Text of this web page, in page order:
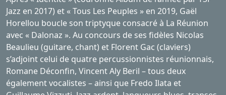
Jazz en 2017) et « Tous Les Peuples » en 2019, Gaël
Horellou boucle son triptyque consacré à La Réunion
avec « Dalonaz ». Au concours de ses fidèles Nicolas
Beaulieu (guitare, chant) et Florent Gac (claviers)
s’adjoint celui de quatre percussionnistes réunionnais,
Romane Déconfin, Vincent Aly Beril – tous deux
également vocalistes – ainsi que Fredo Ilata et